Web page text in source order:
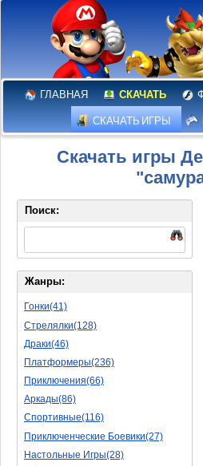
ГЛАВНАЯ СКАЧАТЬ
СКАЧАТЬ ИГРЫ
Скачать игры
Поиск:
Жанры:
Гонки(41)
Стрелялки(128)
Драки(46)
Платформеры(236)
Приключения(66)
Аркады(86)
Спортивные(116)
Приключенческие Боевики(27)
Настольные Игры(28)